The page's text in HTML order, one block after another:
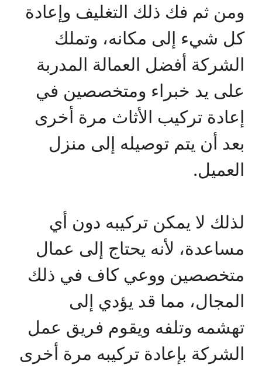
ومن ثم فك ذلك التغليف وإعادة
كل شيء إلى مكانه، وتملك
الشركة أفضل العمالة المدربة
على يد خبراء ومتخصصين في
إعادة تركيب الأثاث مرة أخرى
بعد أن يتم توصيله إلى منزل
العميل.
لذلك لا يمكن تركيبه دون أي
مساعدة، لأنه يحتاج إلى عمال
متخصصين ووعي كاف في ذلك
المجال، مما قد يؤدي إلى
تهشمه وتلفه ويقوم فريق عمل
الشركة بإعادة تركيبه مرة أخرى